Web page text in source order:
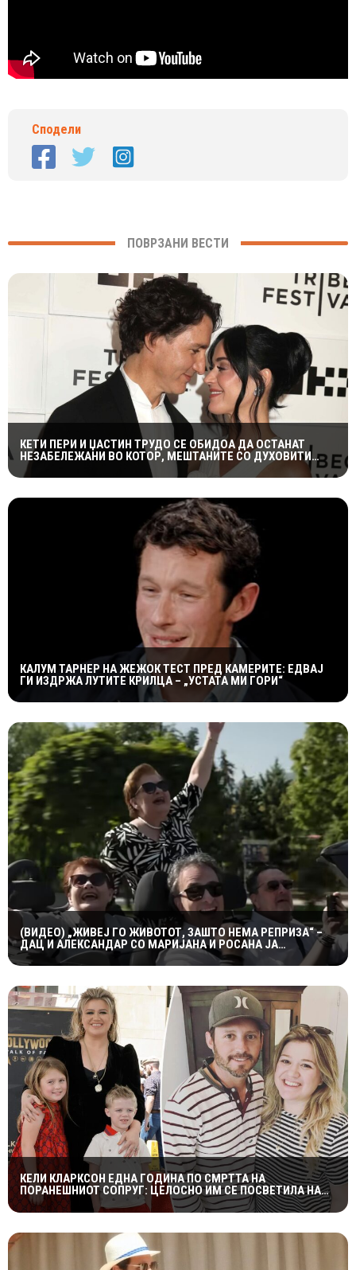
Сподели
ПОВРЗАНИ ВЕСТИ
КЕТИ ПЕРИ И ЏАСТИН ТРУДО СЕ ОБИДОА ДА ОСТАНАТ
НЕЗАБЕЛЕЖАНИ ВО КОТОР, МЕШТАНИТЕ СО ДУХОВИТИ
РЕАКЦИИ: „НИКОЈ НЕ БИ ГИ ПРЕПОЗНАЛ“
КАЛУМ ТАРНЕР НА ЖЕЖОК ТЕСТ ПРЕД КАМЕРИТЕ: ЕДВАЈ
ГИ ИЗДРЖА ЛУТИТЕ КРИЛЦА – „УСТАТА МИ ГОРИ“
(ВИДЕО) „ЖИВЕЈ ГО ЖИВОТОТ, ЗАШТО НЕМА РЕПРИЗА“ –
ДАЦ И АЛЕКСАНДАР СО МАРИЈАНА И РОСАНА ЈА
ПРЕТСТАВИЈА „ЗАСЕКОГАШ МЛАДИ“
КЕЛИ КЛАРКСОН ЕДНА ГОДИНА ПО СМРТТА НА
ПОРАНЕШНИОТ СОПРУГ: ЦЕЛОСНО ИМ СЕ ПОСВЕТИЛА НА
ДЕЦАТА ВО НАЈТЕШКИОТ ПЕРИОД